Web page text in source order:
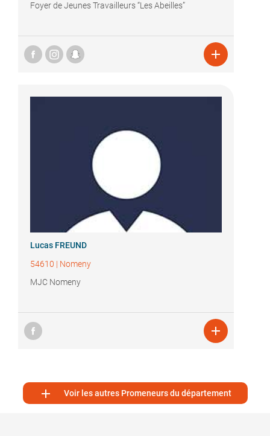
Foyer de Jeunes Travailleurs “Les Abeilles”

Lucas FREUND
54610 | Nomeny
MJC Nomeny

 Voir les autres Promeneurs du département